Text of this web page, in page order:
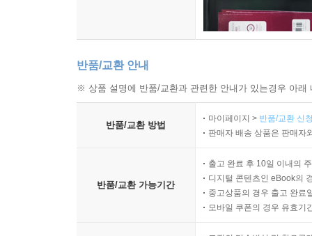
6. 선종 수행의 실제: 반케이 요타쿠와 시도 무난 _
7. 하쿠인의 선 _ 199
1. 신불분리와 폐불훼석 _ 212
2. 폐불훼석과 불교계의 호법운동: 신불판연령에
3. 대학인들의 활약 _ 218
5. 다이쇼 데모크라시와 불교 _ 221
6. 전쟁 중 불교계의 상황 _ 222
7. 태평양전쟁 전후 불교계의 상황 _ 225
반품/교환 안내
※ 상품 설명에 반품/교환과 관련한 안내가 있는경우 아
반품/교환 방법
마이페이지 > 반품/교환 신
판매자 배송 상품은 판매자
반품/교환 가능기간
출고 완료 후 10일 이내의
디지털 콘텐츠인 eBook의
중고상품의 경우 출고 완료
모바일 쿠폰의 경우 유효기